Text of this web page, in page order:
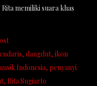
memiliki suara khas
dangdut ikon
Indonesia penyanyi
Rita Sugiarto